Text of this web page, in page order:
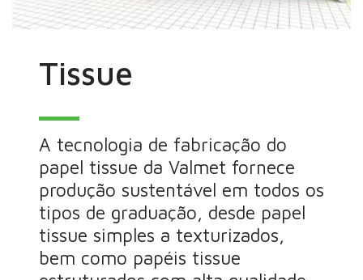
Tissue
A tecnologia de fabricação do
papel tissue da Valmet fornece
produção sustentável em todos os
tipos de graduação, desde papel
tissue simples a texturizados,
bem como papéis tissue